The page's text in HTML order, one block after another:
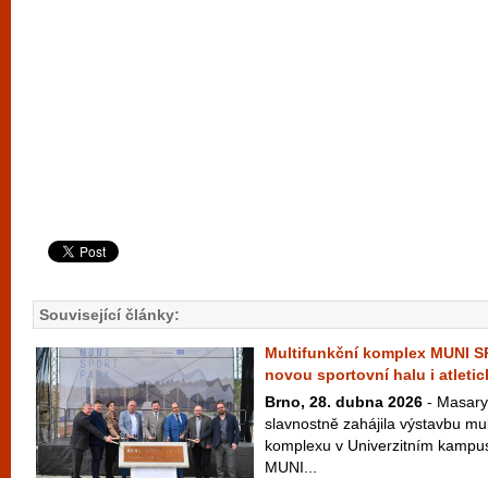
Související články:
Multifunkční komplex MUNI
novou sportovní halu i
Brno, 28. dubna 2026 -
slavnostně zahájila výstavbu
komplexu v Univerzitním
MUNI...